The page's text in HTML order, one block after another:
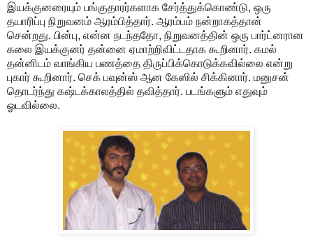
இயக்குனரையும் பங்குதாரர்களாக சேர்த்துக்கொண்டு, ஒரு
தயாரிப்பு நிறுவனம் ஆரம்பித்தார். ஆரம்பம் நன்றாகத்தான்
சென்றது. பின்பு, என்ன நடந்ததோ, நிறுவனத்தின் ஒரு பார்ட்னரான
கலை இயக்குனர் தன்னை ஏமாற்றிவிட்டதாக கூறினார். கமல்
தன்னிடம் வாங்கிய பணத்தை திருப்பிக்கொடுக்கவில்லை என்று
புகார் கூறினார். செக் பவுன்ஸ் ஆன கேஸில் சிக்கினார். மனுசன்
தொடர்ந்து கஷ்டக்காலத்தில் தவித்தார். படங்களும் எதுவும்
ஓடவில்லை.